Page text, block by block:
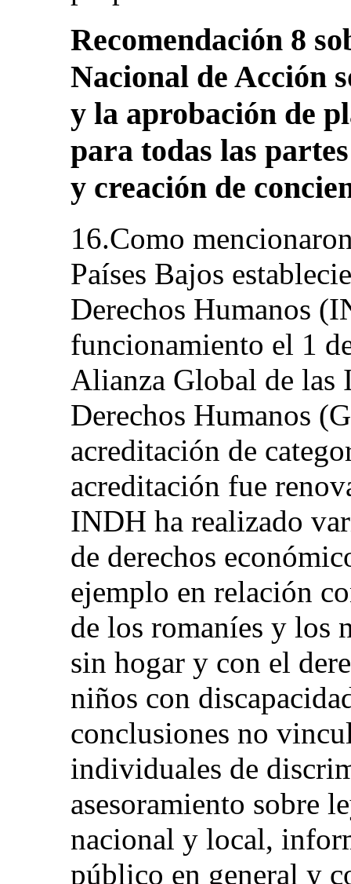
Recomendación 8
Nacional de Acción
y la aprobación de
para todas las
y creación de
16.Como
Países Bajos
Derechos Humanos
funcionamiento el 1
Alianza Global de las
Derechos Humanos
acreditación de
acreditación fue
INDH ha realizado
de derechos
ejemplo en relación
de los romaníes y los
sin hogar y con el
niños con
conclusiones no
individuales de
asesoramiento sobre
nacional y local,
público en general y